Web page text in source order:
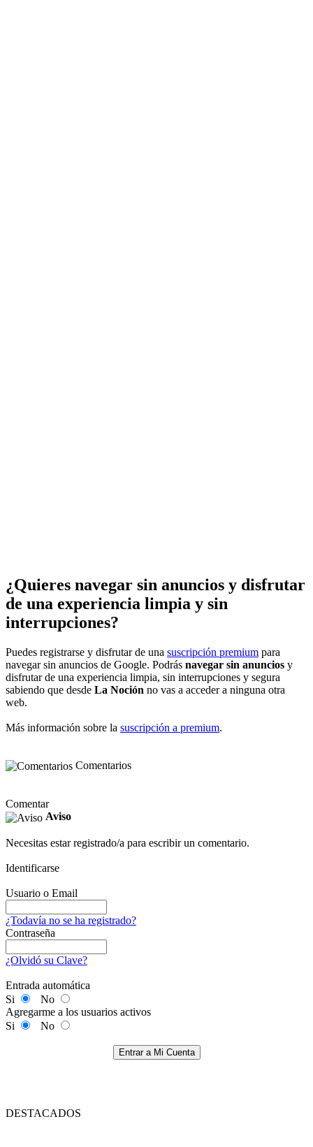
¿Quieres navegar sin anuncios y disfrutar
de una experiencia limpia y sin
interrupciones?
Puedes registrarse y disfrutar de una suscripción premium para
navegar sin anuncios de Google. Podrás navegar sin anuncios y
disfrutar de una experiencia limpia, sin interrupciones y segura
sabiendo que desde La Noción no vas a acceder a ninguna otra
web.
Más información sobre la suscripción a premium.
Comentarios
Comentar
Aviso
Necesitas estar registrado/a para escribir un comentario.
Identificarse
Usuario o Email
¿Todavía no se ha registrado?
Contraseña
¿Olvidó su Clave?
Entrada automática
Si
No
Agregarme a los usuarios activos
Si
No
Entrar a Mi Cuenta
DESTACADOS